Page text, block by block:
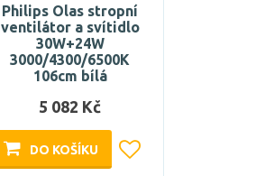
Philips Olas stropní
ventilátor a svítidlo
30W+24W
3000/4300/6500K
106cm bílá
5 082 Kč
DO KOŠÍKU